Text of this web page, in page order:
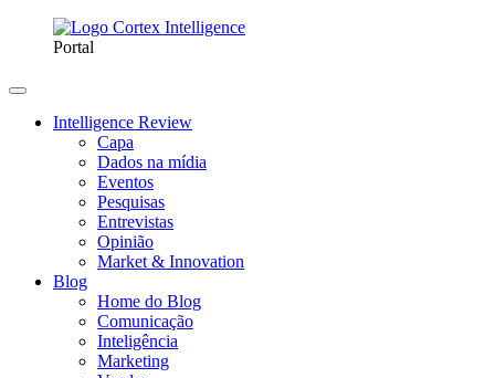
Portal
Intelligence Review
Capa
Dados na mídia
Eventos
Pesquisas
Entrevistas
Opinião
Market & Innovation
Blog
Home do Blog
Comunicação
Inteligência
Marketing